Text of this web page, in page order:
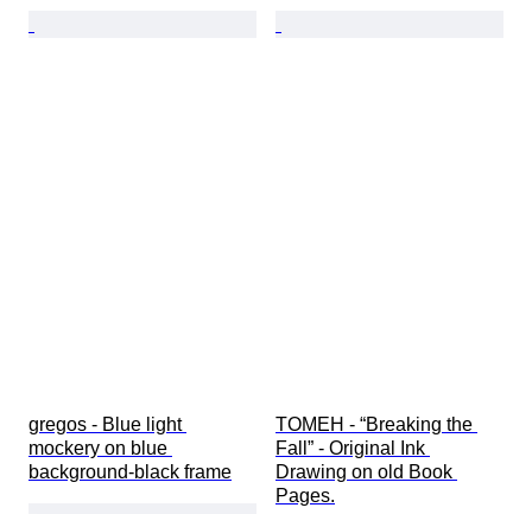
gregos - Blue light
mockery on blue
background-black frame
TOMEH - “Breaking the
Fall” - Original Ink
Drawing on old Book
Pages.